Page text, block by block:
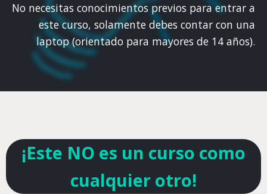
No necesitas conocimientos previos para entrar a
este curso, solamente debes contar con una
laptop (orientado para mayores de 14 años).
¡Este NO es un curso como
cualquier otro!